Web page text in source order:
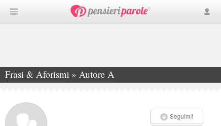
Frasi & Aforismi » Autore A
»Alessandro Giorgetta
Seguimi!